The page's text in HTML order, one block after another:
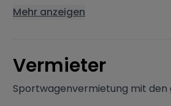
Mehr anzeigen
Vermieter
Sportwagenvermietung mit den